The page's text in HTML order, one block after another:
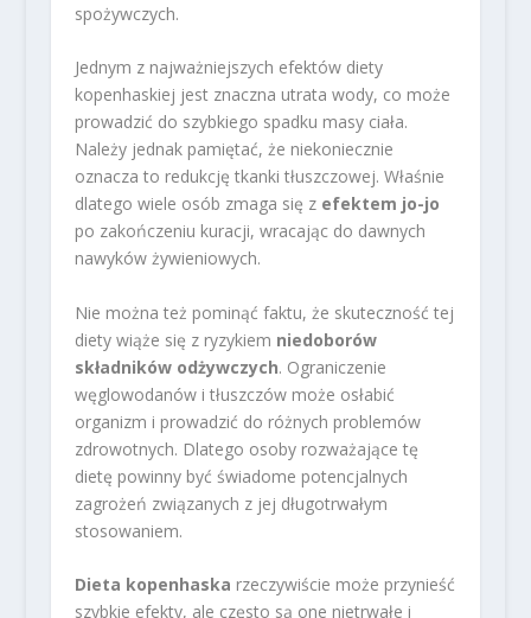
spożywczych.
Jednym z najważniejszych efektów diety
kopenhaskiej jest znaczna utrata wody, co może
prowadzić do szybkiego spadku masy ciała.
Należy jednak pamiętać, że niekoniecznie
oznacza to redukcję tkanki tłuszczowej. Właśnie
dlatego wiele osób zmaga się z efektem jo-jo
po zakończeniu kuracji, wracając do dawnych
nawyków żywieniowych.
Nie można też pominąć faktu, że skuteczność tej
diety wiąże się z ryzykiem niedoborów
składników odżywczych. Ograniczenie
węglowodanów i tłuszczów może osłabić
organizm i prowadzić do różnych problemów
zdrowotnych. Dlatego osoby rozważające tę
dietę powinny być świadome potencjalnych
zagrożeń związanych z jej długotrwałym
stosowaniem.
Dieta kopenhaska rzeczywiście może przynieść
szybkie efekty, ale często są one nietrwałe i